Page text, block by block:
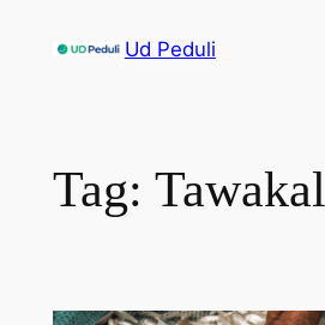
Ud Peduli
Tag: Tawakal